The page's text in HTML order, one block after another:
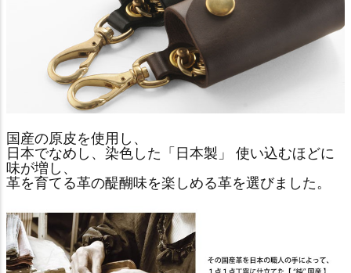
国産の原皮を使用し、
日本でなめし、染色した「日本製」 使い込むほどに
味が増し、
革を育てる革の醍醐味を楽しめる革を選びました。